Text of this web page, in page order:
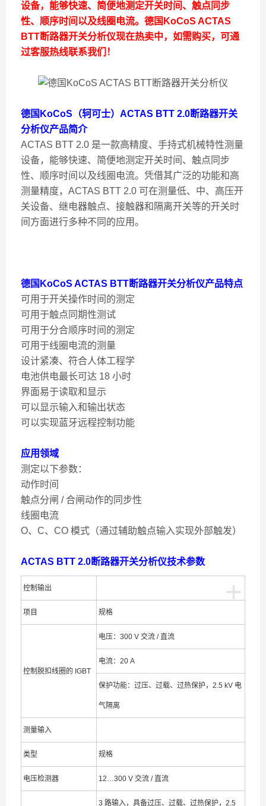
设备，能够快速、简便地测定开关时间、触点同步
性、顺序时间以及线圈电流。 德国KoCoS ACTAS
BTT断路器开关分析仪现在热卖中，如需购买，可通
过客服热线联系我们！
德国KoCoS（轲可士）ACTAS BTT 2.0断路器开关
分析仪产品简介
ACTAS BTT 2.0 是一款高精度、手持式机械特性测量
设备，能够快速、简便地测定开关时间、触点同步
性、顺序时间以及线圈电流。凭借其广泛的功能和高
测量精度，ACTAS BTT 2.0 可在测量低、中、高压开
关设备、继电器触点、接触器和隔离开关等的开关时
间方面进行多种不同的应用。
德国KoCoS ACTAS BTT断路器开关分析仪产品特点
可用于开关操作时间的测定
可用于触点同期性测试
可用于分合顺序时间的测定
可用于线圈电流的测量
设计紧凑、符合人体工程学
电池供电最长可达 18 小时
界面易于读取和显示
可以显示输入和输出状态
可以实现蓝牙远程控制功能
应用领域
测定以下参数：
动作时间
触点分闸 / 合闸动作的同步性
线圈电流
O、C、CO 模式（通过辅助触点输入实现外部触发）
ACTAS BTT 2.0断路器开关分析仪技术参数
+
控制输出
项目 规格
控制脱扣线圈的 IGBT
电压：300 V 交流 / 直流
电流：20 A
保护功能：过压、过载、过热保护，2.5 kV 电
气隔离
测量输入
类型 规格
电压检测器 12…300 V 交流 / 直流
3 路输入，具备过压、过载、过热保护，2.5